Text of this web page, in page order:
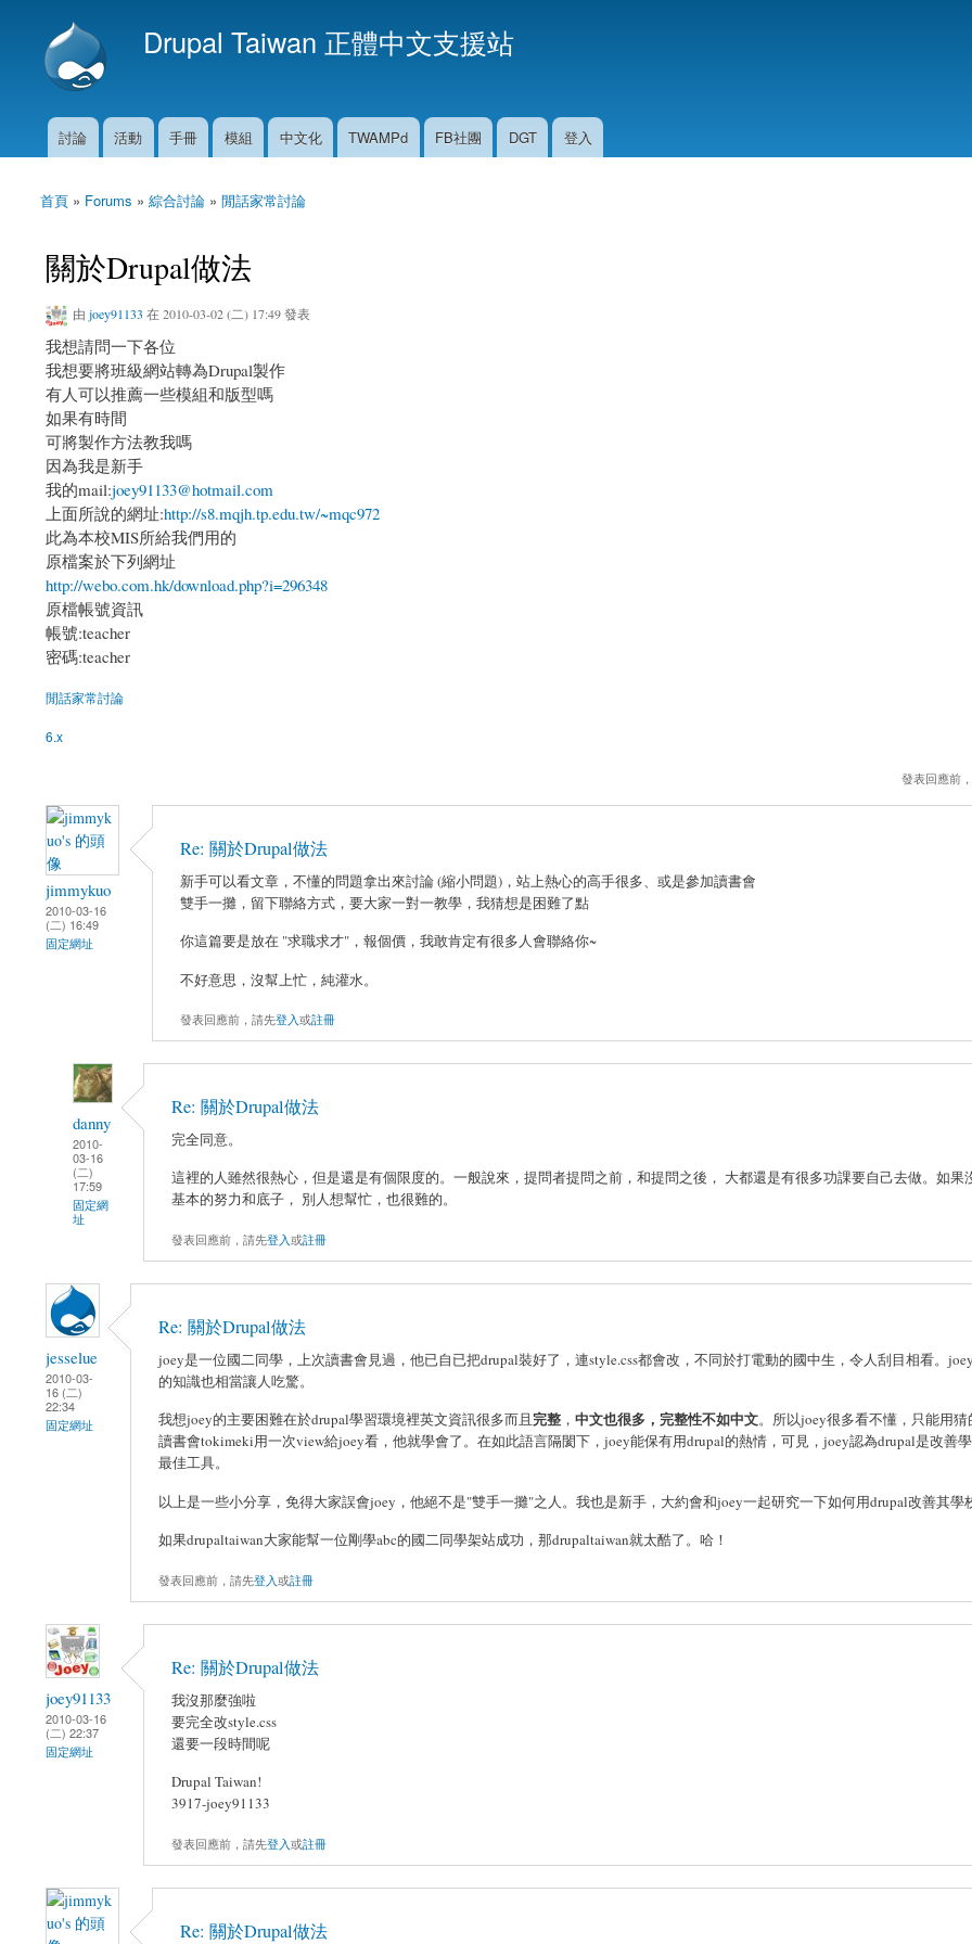
Drupal Taiwan 正體中文支援站
主選單
討論 活動 手冊 模組 中文化 TWAMPd FB社團 DGT 登入
您在這裡
首頁 » Forums » 綜合討論 » 閒話家常討論
關於Drupal做法
由 joey91133 在 2010-03-02 (二) 17:49 發表
我想請問一下各位
我想要將班級網站轉為Drupal製作
有人可以推薦一些模組和版型嗎
如果有時間
可將製作方法教我嗎
因為我是新手
我的mail:joey91133@hotmail.com
上面所說的網址:http://s8.mqjh.tp.edu.tw/~mqc972
此為本校MIS所給我們用的
原檔案於下列網址
http://webo.com.hk/download.php?i=296348
原檔帳號資訊
帳號:teacher
密碼:teacher
閒話家常討論
6.x
發表回應前
jimmykuo
2010-03-16
(二) 16:49
固定網址
Re: 關於Drupal做法
新手可以看文章，不懂的問題拿出來討論 (縮小問題)，站上熱心的高手很多、或是參加讀書會
雙手一攤，留下聯絡方式，要大家一對一教學，我猜想是困難了點
你這篇要是放在 "求職求才"，報個價，我敢肯定有很多人會聯絡你~
不好意思，沒幫上忙，純灌水。
發表回應前，請先登入或註冊
danny
2010-
03-16
(二)
17:59
固定網
址
Re: 關於Drupal做法
完全同意。
這裡的人雖然很熱心，但是還是有個限度的。一般說來，提問者提問之前，和提問之後， 大都還是有很多功課要自己去做。如果
基本的努力和底子， 別人想幫忙，也很難的。
發表回應前，請先登入或註冊
jesselue
2010-03-
16 (二)
22:34
固定網址
Re: 關於Drupal做法
joey是一位國二同學，上次讀書會見過，他已自已把drupal裝好了，連style.css都會改，不同於打電動的國中生，令人刮目相看。
的知識也相當讓人吃驚。
我想joey的主要困難在於drupal學習環境裡英文資訊很多而且完整 ， 中文也很多，完整性不如中文。所以joey很多看不懂，只能用
讀書會tokimeki用一次view給joey看，他就學會了。在如此語言隔閡下，joey能保有用drupal的熱情，可見，joey認為drupal是改善
最佳工具。
以上是一些小分享，免得大家誤會joey，他絕不是"雙手一攤"之人。我也是新手，大約會和joey一起研究一下如何用drupal改善其學
如果drupaltaiwan大家能幫一位剛學abc的國二同學架站成功，那drupaltaiwan就太酷了。哈！
發表回應前，請先登入或註冊
joey91133
2010-03-16
(二) 22:37
固定網址
Re: 關於Drupal做法
我沒那麼強啦
要完全改style.css
還要一段時間呢
Drupal Taiwan!
3917-joey91133
發表回應前，請先登入或註冊
Re: 關於Drupal做法